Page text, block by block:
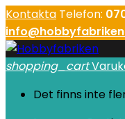
Kontakta Telefon:
shopping_cart
Det finns inte